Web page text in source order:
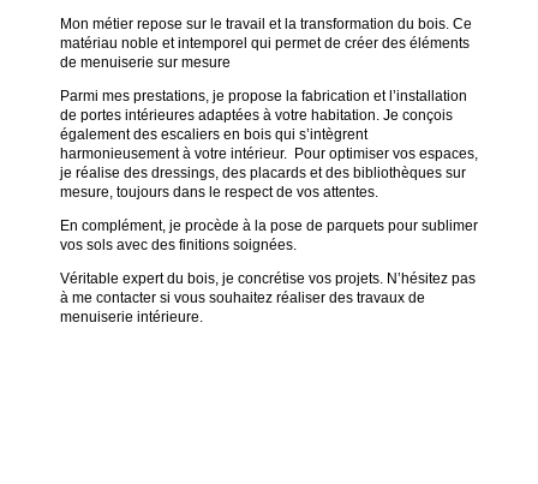
Mon métier repose sur le travail et la transformation du bois. Ce
matériau noble et intemporel qui permet de créer des éléments
de menuiserie sur mesure
Parmi mes prestations, je propose la fabrication et l’installation
de portes intérieures adaptées à votre habitation. Je conçois
également des escaliers en bois qui s’intègrent
harmonieusement à votre intérieur. Pour optimiser vos espaces,
je réalise des dressings, des placards et des bibliothèques sur
mesure, toujours dans le respect de vos attentes.
En complément, je procède à la pose de parquets pour sublimer
vos sols avec des finitions soignées.
Véritable expert du bois, je concrétise vos projets. N’hésitez pas
à me contacter si vous souhaitez réaliser des travaux de
menuiserie intérieure.